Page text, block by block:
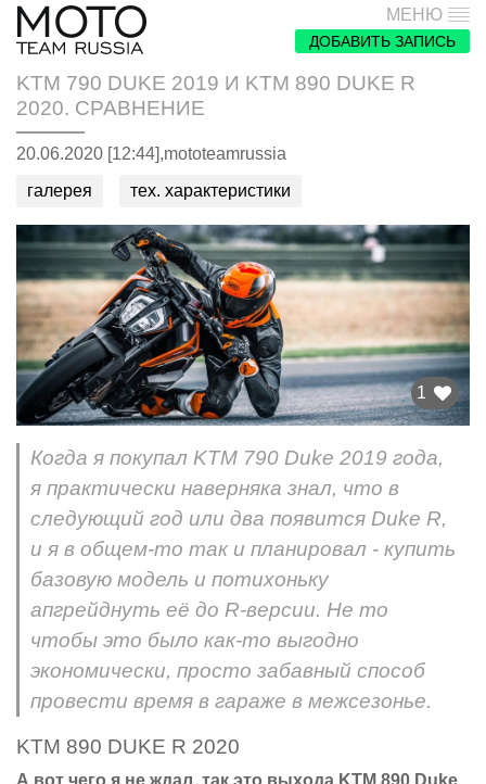
МЕНЮ
ДОБАВИТЬ ЗАПИСЬ
KTM 790 DUKE 2019 И KTM 890 DUKE R
2020. СРАВНЕНИЕ
20.06.2020 [12:44],mototeamrussia
галерея
тех. характеристики
1
Когда я покупал KTM 790 Duke 2019 года,
я практически наверняка знал, что в
следующий год или два появится Duke R,
и я в общем-то так и планировал - купить
базовую модель и потихоньку
апгрейднуть её до R-версии. Не то
чтобы это было как-то выгодно
экономически, просто забавный способ
провести время в гараже в межсезонье.
KTM 890 DUKE R 2020
А вот чего я не ждал, так это выхода KTM 890 Duke